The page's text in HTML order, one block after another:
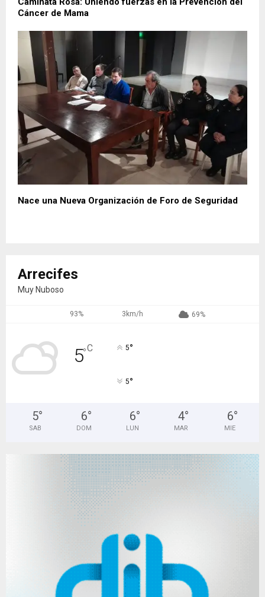
Cáncer de Mama
Nace una Nueva Organización de Foro de Seguridad
Arrecifes
Muy Nuboso
93% 3km/h 69%
5°C 5°
5°
5°
SAB
6°
DOM
6°
LUN
4°
MAR
6°
MIE